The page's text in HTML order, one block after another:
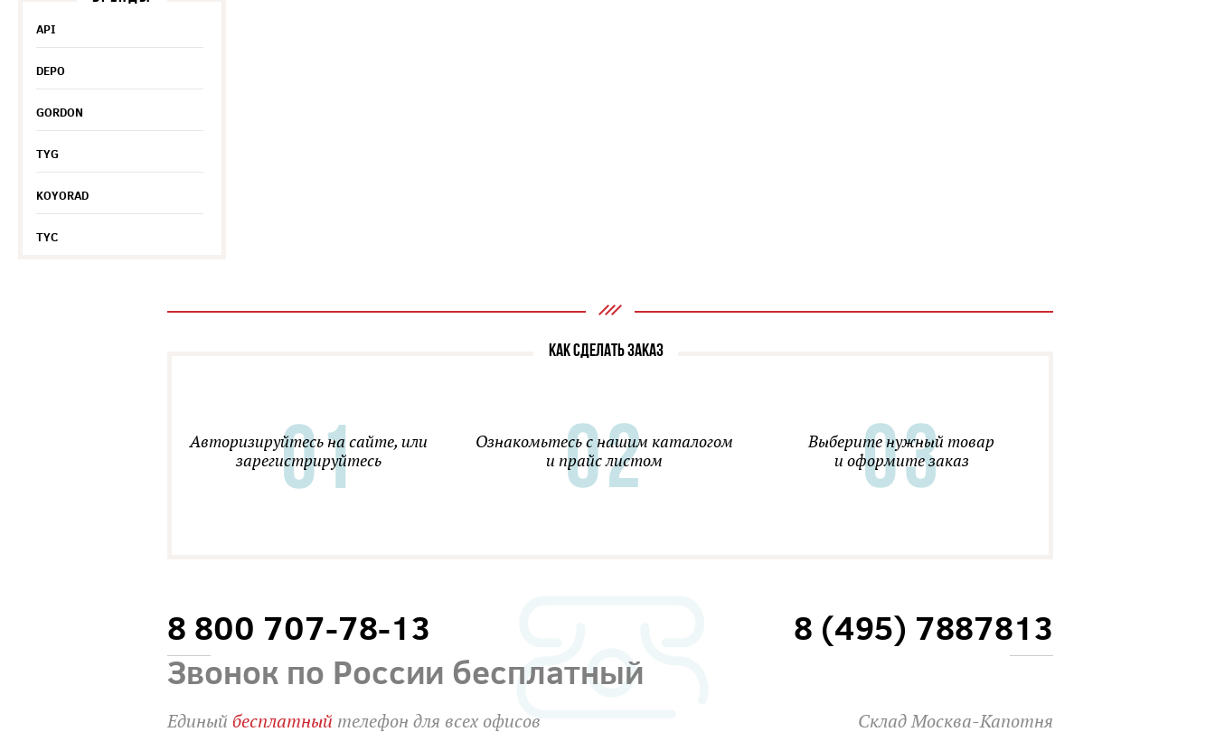
API
DEPO
GORDON
TYG
KOYORAD
TYC
КАК СДЕЛАТЬ ЗАКАЗ
Авторизируйтесь на сайте, или
зарегистрируйтесь
Ознакомьтесь с нашим каталогом
и прайс листом
Выберите нужный товар
и оформите заказ
8 800 707-78-13
Звонок по России бесплатный
8 (495) 7887813
Единыйбесплатный телефон для всех офисов Склад Москва-Капотня